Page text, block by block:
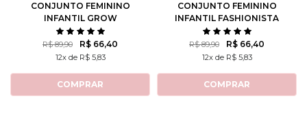
CONJUNTO FEMININO
INFANTIL GROW
POSITIVE THOUGHTS
R$ 89,90 R$ 66,40
12x de R$ 5,83
COMPRAR
CONJUNTO FEMININO
INFANTIL FASHIONISTA
R$ 89,90 R$ 66,40
12x de R$ 5,83
COMPRAR